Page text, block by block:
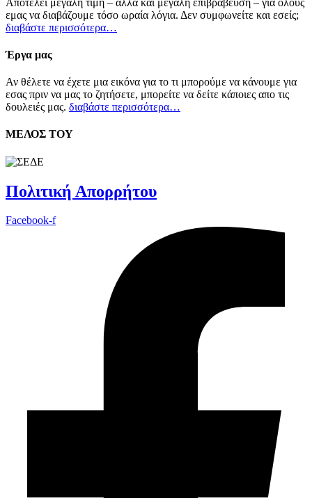
εμας να διαβάζουμε τόσο ωραία λόγια. Δεν συμφωνείτε και εσείς;
διαβάστε περισσότερα…
Έργα μας
Αν θέλετε να έχετε μια εικόνα για το τι μπορούμε να κάνουμε για
εσας πριν να μας το ζητήσετε, μπορείτε να δείτε κάποιες απο τις
δουλειές μας. διαβάστε περισσότερα…
ΜΕΛΟΣ ΤΟΥ
Πολιτική Απορρήτου
Facebook-f